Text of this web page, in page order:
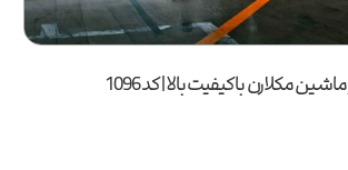
مکلارن با کیفیت بالا | کد 1096